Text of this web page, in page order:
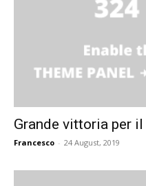
Grande vittoria per il
Francesco - 24 August, 2019